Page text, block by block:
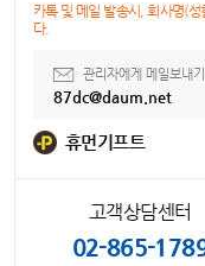
카톡 및 메일 발송시, 회사명(
다.
관리자에게 메일보내기
87dc@daum.net
휴먼기프트
고객상담센터
02-865-